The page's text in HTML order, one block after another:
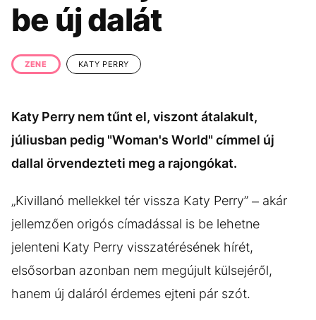
KÖZÉLET
ÉLETMÓD DESIGN
BESZÉLGETÉSEK
GASZTRO
be új dalát
ZENE KATY PERRY
Katy Perry nem tűnt el, viszont átalakult,
júliusban pedig "Woman's World" címmel új
dallal örvendezteti meg a rajongókat.
„Kivillanó mellekkel tér vissza Katy Perry” – akár
jellemzően origós címadással is be lehetne
jelenteni Katy Perry visszatérésének hírét,
elsősorban azonban nem megújult külsejéről,
hanem új daláról érdemes ejteni pár szót.